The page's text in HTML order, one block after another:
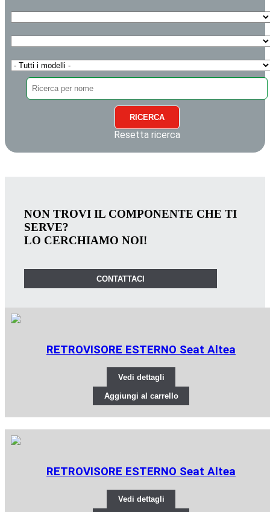
RICERCA
Resetta ricerca
NON TROVI IL COMPONENTE CHE TI
SERVE?
LO CERCHIAMO NOI!
CONTATTACI
RETROVISORE ESTERNO Seat Altea
Vedi dettagli
Aggiungi al carrello
RETROVISORE ESTERNO Seat Altea
Vedi dettagli